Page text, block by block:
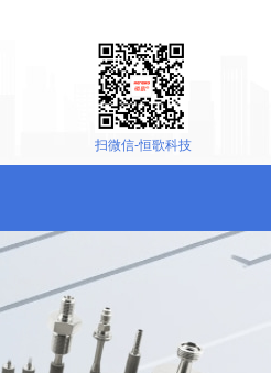
扫微信-恒歌科技